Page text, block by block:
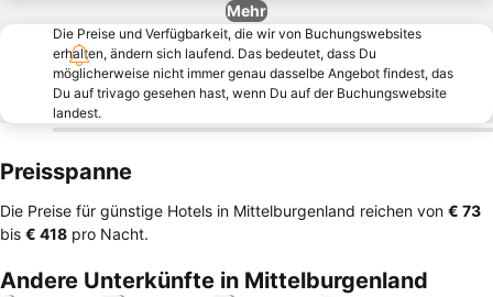
Mehr
Die Preise und Verfügbarkeit, die wir von Buchungswebsites
erhalten, ändern sich laufend. Das bedeutet, dass Du
möglicherweise nicht immer genau dasselbe Angebot findest, das
Du auf trivago gesehen hast, wenn Du auf der Buchungswebsite
landest.
Preisspanne
Die Preise für günstige Hotels in Mittelburgenland reichen von ‎€ 73
bis ‎€ 418 pro Nacht.
Andere Unterkünfte in Mittelburgenland